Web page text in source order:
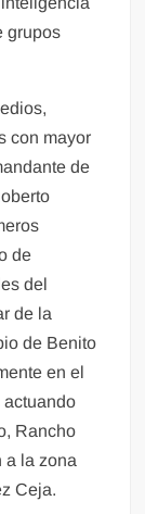
grupos
con mayor
de
de
del
de la
de Benito
en el
actuando
Rancho
a la zona
Ceja.